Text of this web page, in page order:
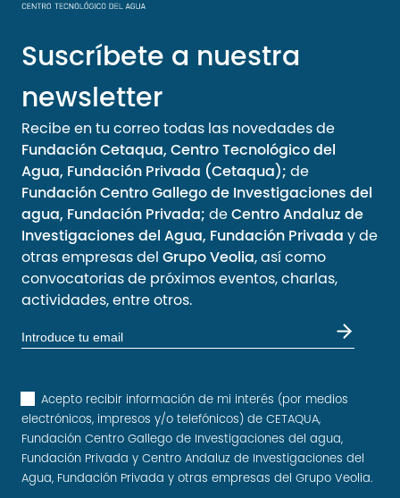
Suscríbete a nuestra
newsletter
Recibe en tu correo todas las novedades de
Fundación Cetaqua, Centro Tecnológico del
Agua, Fundación Privada (Cetaqua); de
Fundación Centro Gallego de Investigaciones del
agua, Fundación Privada; deCentro Andaluz de
Investigaciones del Agua, Fundación Privada y de
otras empresas del Grupo Veolia, así como
convocatorias de próximos eventos, charlas,
actividades, entre otros.
Acepto recibir información de mi interés (por medios
electrónicos, impresos y/o telefónicos) de CETAQUA,
Fundación Centro Gallego de Investigaciones del agua,
Fundación Privada y Centro Andaluz de Investigaciones del
Agua, Fundación Privada y otras empresas del Grupo Veolia.